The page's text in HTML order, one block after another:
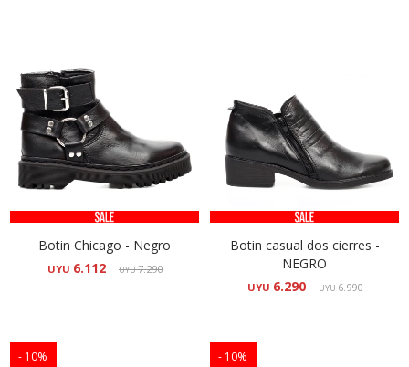
Botin Chicago - Negro
UYU 6.112 UYU7.290
Botin casual dos cierres -
NEGRO
UYU 6.290 UYU6.990
10 10